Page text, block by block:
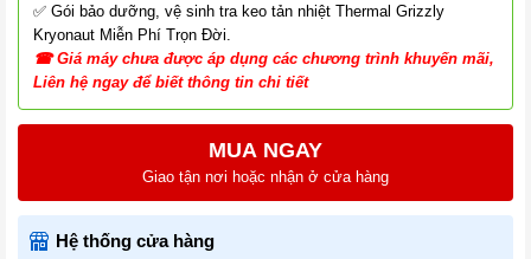
✅ Gói bảo dưỡng, vệ sinh tra keo tản nhiệt Thermal Grizzly
Kryonaut Miễn Phí Trọn Đời.
☎Giá máy chưa được áp dụng các chương trình khuyến mãi,
Liên hệ ngay để biết thông tin chi tiết
MUA NGAY
Giao tận nơi hoặc nhận ở cửa hàng
Hệ thống cửa hàng